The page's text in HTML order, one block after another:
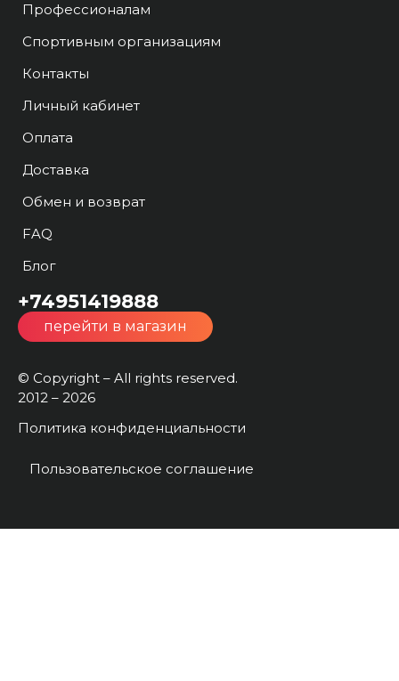
Профессионалам
Спортивным организациям
Контакты
Личный кабинет
Оплата
Доставка
Обмен и возврат
FAQ
Блог
+74951419888
перейти в магазин
© Copyright – All rights reserved.
2012 – 2026
Политика конфиденциальности
Пользовательское соглашение